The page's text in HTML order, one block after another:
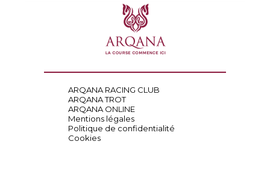
ARQANA RACING CLUB
ARQANA TROT
ARQANA ONLINE
Mentions légales
Politique de confidentialité
Cookies